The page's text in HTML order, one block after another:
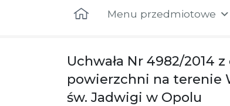
Menu przedmiotowe
Uchwała Nr 4982/2014
powierzchni na terenie
św. Jadwigi w Opolu